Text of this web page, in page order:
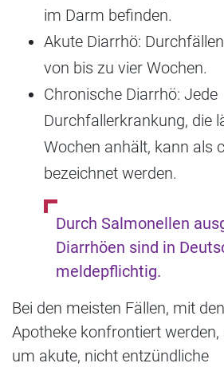
im Darm befinden.
Akute Diarrhö:
von bis zu vier Wochen.
Chronische Diarrhö: Jede
Durchfallerkrankung, die
Wochen anhält, kann als
bezeichnet werden.
Durch Salmonellen
Diarrhöen sind in
meldepflichtig.
Bei den meisten Fällen, mit
Apotheke konfrontiert werden,
um akute, nicht entzündliche